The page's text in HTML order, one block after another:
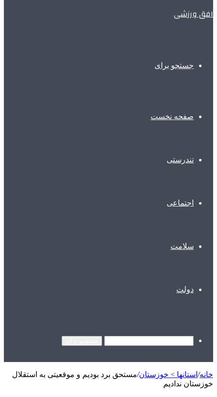
افق ورزشی
جستجو برای
صفحه نخست
تندرستی
اجتماعی
سلامت
دولت
خانه/ استانها > خوزستان/مستحق برد بودیم و موقعیتی به استقلال
خوزستان ندادیم